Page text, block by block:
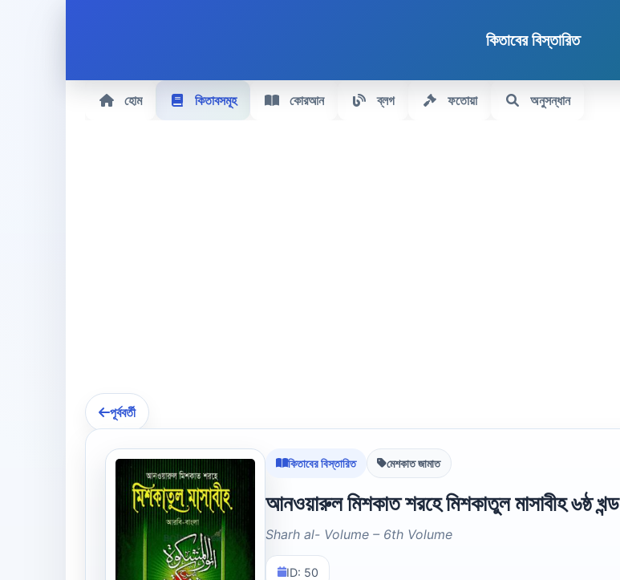
কিতাবের বিস্তারিত
হোম কিতাবসমূহ কোরআন ব্লগ ফতোয়া অনুসন্ধান
পূর্ববর্তী
কিতাবের বিস্তারিত মেশকাত জামাত
আনওয়ারুল মিশকাত শরহে মিশকাতুল মাসাবীহ ৬ষ্ঠ খন্ড
Sharh al- Volume – 6th Volume
ID: 50